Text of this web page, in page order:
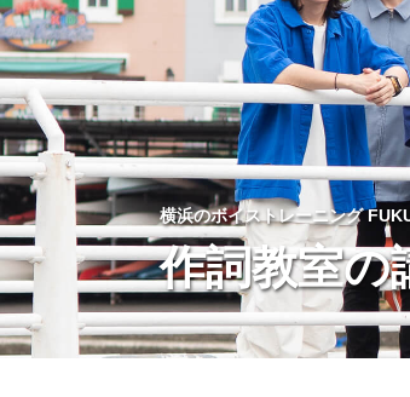
横浜のボイストレーニング
作詞教室の